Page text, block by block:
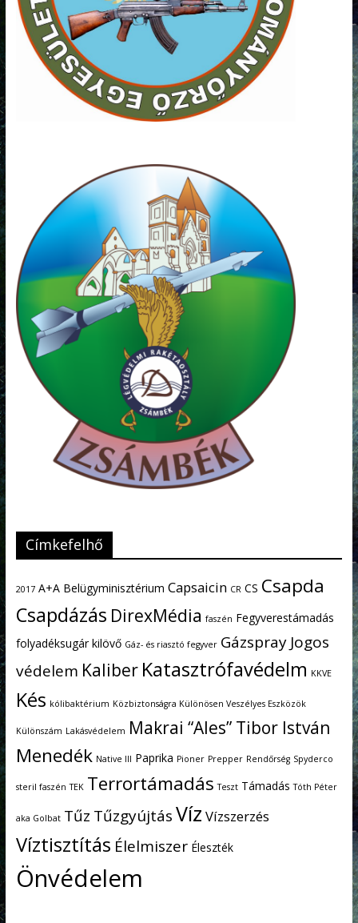
Címkefelhő
2017 A+A Belügyminisztérium Capsaicin CR CS Csapda
Csapdázás DirexMédia faszén Fegyverestámadás
folyadéksugár kilövő Gáz- és riasztó fegyver Gázspray Jogos
védelem Kaliber Katasztrófavédelm KKVE
Kés kólibaktérium Közbiztonságra Különösen Veszélyes Eszközök
Különszám Lakásvédelem Makrai “Ales” Tibor István
Menedék Native III Paprika Pioner Prepper Rendőrség Spyderco
steril faszén TEK Terrortámadás Teszt Támadás Tóth Péter
aka Golbat Tűz TűzgyújtásVíz Vízszerzés
Víztisztítás Élelmiszer Éleszték
Önvédelem